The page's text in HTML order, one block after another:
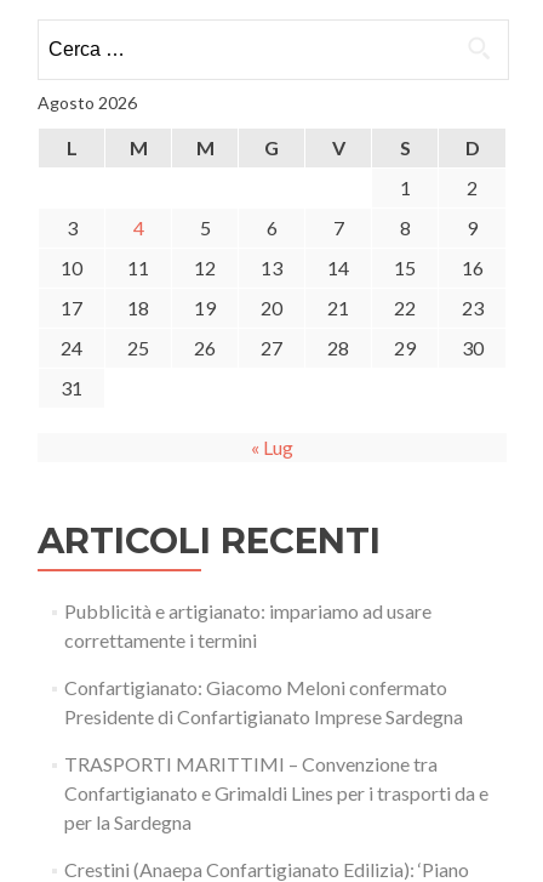
per:
Agosto 2026
L M M G V S
D
1
2
3
4 5 6 7 8
9
10
11 12 13 14 15
16
17
18 19 20 21 22
23
24
25 26 27 28 29
30
31
« Lug
ARTICOLI RECENTI
Pubblicità e artigianato: impariamo ad usare
correttamente i termini
Confartigianato: Giacomo Meloni confermato
Presidente di Confartigianato Imprese Sardegna
TRASPORTI MARITTIMI – Convenzione tra
Confartigianato e Grimaldi Lines per i trasporti da e
per la Sardegna
Crestini (Anaepa Confartigianato Edilizia): ‘Piano